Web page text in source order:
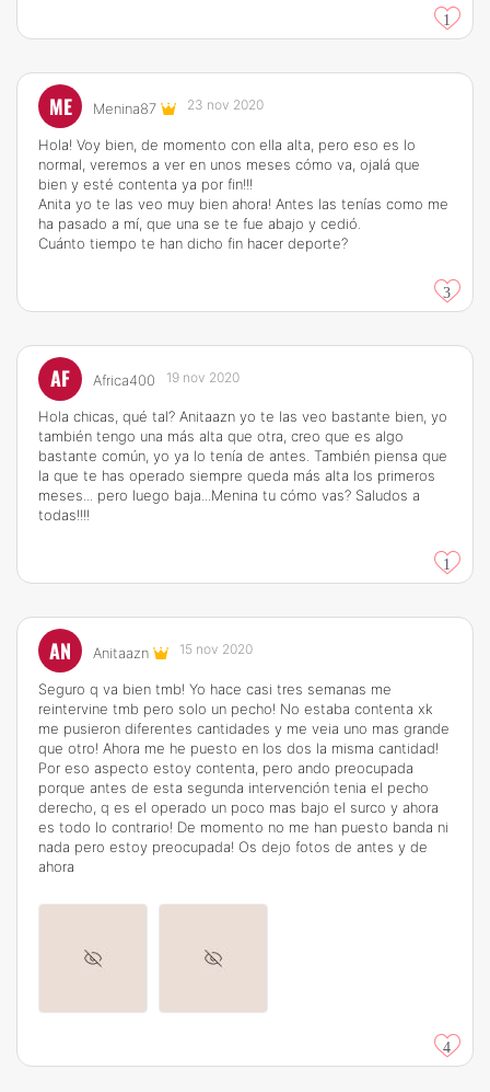
1
ME Menina87 23 nov 2020
Hola! Voy bien, de momento con ella alta, pero eso es lo
normal, veremos a ver en unos meses cómo va, ojalá que
bien y esté contenta ya por fin!!!
Anita yo te las veo muy bien ahora! Antes las tenías como me
ha pasado a mí, que una se te fue abajo y cedió.
Cuánto tiempo te han dicho fin hacer deporte?
3
AF Africa400 19 nov 2020
Hola chicas, qué tal? Anitaazn yo te las veo bastante bien, yo
también tengo una más alta que otra, creo que es algo
bastante común, yo ya lo tenía de antes. También piensa que
la que te has operado siempre queda más alta los primeros
meses... pero luego baja...Menina tu cómo vas? Saludos a
todas!!!!
1
AN Anitaazn 15 nov 2020
Seguro q va bien tmb! Yo hace casi tres semanas me
reintervine tmb pero solo un pecho! No estaba contenta xk
me pusieron diferentes cantidades y me veia uno mas grande
que otro! Ahora me he puesto en los dos la misma cantidad!
Por eso aspecto estoy contenta, pero ando preocupada
porque antes de esta segunda intervención tenia el pecho
derecho, q es el operado un poco mas bajo el surco y ahora
es todo lo contrario! De momento no me han puesto banda ni
nada pero estoy preocupada! Os dejo fotos de antes y de
ahora
4